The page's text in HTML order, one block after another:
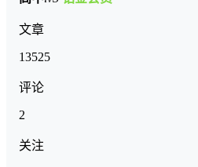
文章
13525
评论
2
关注